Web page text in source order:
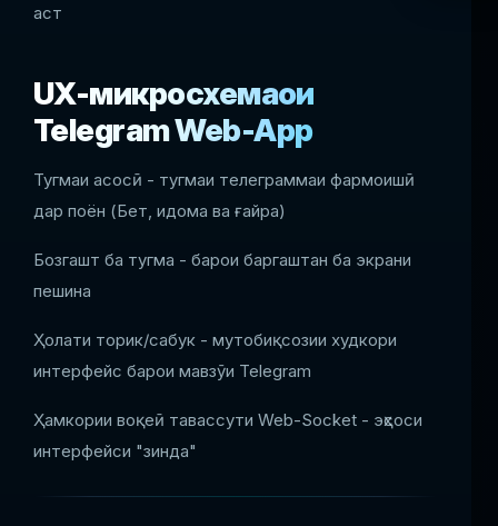
аст
UX-микросхемаҳои
Telegram Web-App
Тугмаи асосӣ - тугмаи телеграммаи фармоишӣ
дар поён (Бет, идома ва ғайра)
Бозгашт ба тугма - барои баргаштан ба экрани
пешина
Ҳолати торик/сабук - мутобиқсозии худкори
интерфейс барои мавзӯи Telegram
Ҳамкории воқеӣ тавассути Web-Socket - эҳсоси
интерфейси "зинда"